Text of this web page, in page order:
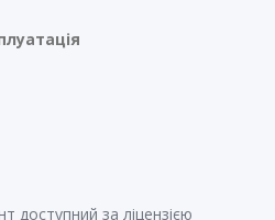
доступний за ліцензією